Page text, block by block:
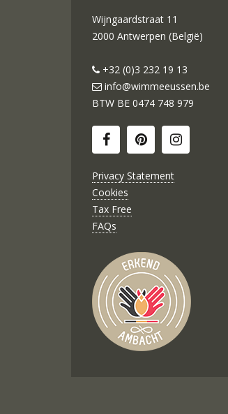
Wijngaardstraat 11
2000 Antwerpen (België)
+32 (0)3 232 19 13
info@wimmeeussen.be
BTW BE 0474 748 979
Privacy Statement
Cookies
Tax Free
FAQs